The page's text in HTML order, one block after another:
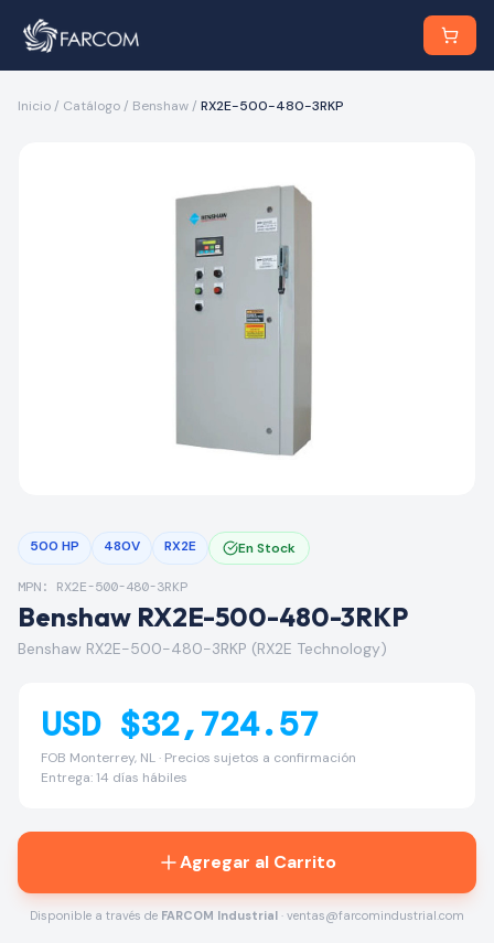
Inicio / Catálogo / Benshaw / RX2E-500-480-3RKP
500 HP 480V RX2E En Stock
MPN: RX2E-500-480-3RKP
Benshaw RX2E-500-480-3RKP
Benshaw RX2E-500-480-3RKP (RX2E Technology)
USD $32,724.57
FOB Monterrey, NL · Precios sujetos a confirmación
Entrega: 14 días hábiles
Agregar al Carrito
Disponible a través de FARCOM Industrial · ventas@farcomindustrial.com